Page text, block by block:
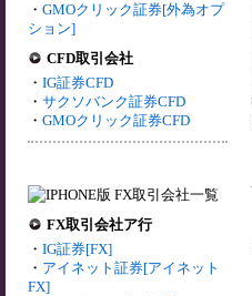
・ GMOクリック証券[外為オプ
ション]
CFD取引会社
・ IG証券CFD
・ サクソバンク証券CFD
・ GMOクリック証券CFD
FX取引会社ア行
・ IG証券[FX]
・ アイネット証券[アイネット
FX]